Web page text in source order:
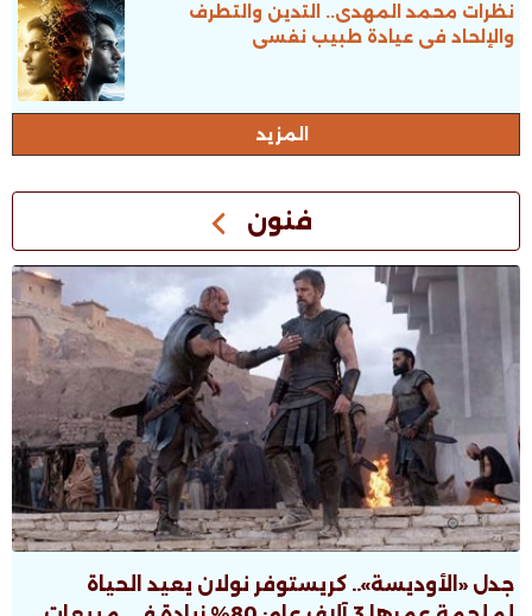
نظرات محمد المهدى.. التدين والتطرف
والإلحاد فى عيادة طبيب نفسى
المزيد
فنون
جدل «الأوديسة».. كريستوفر نولان يعيد الحياة